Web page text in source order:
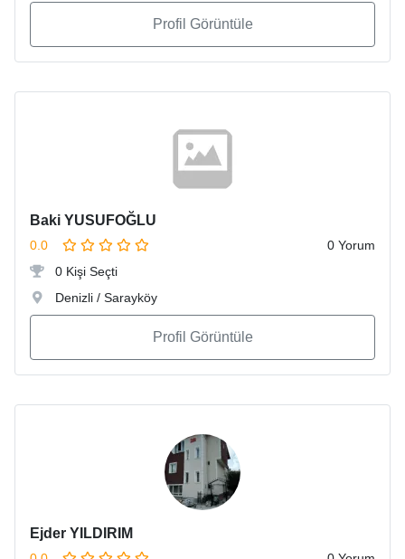
Profil Görüntüle
Baki YUSUFOĞLU
0.0
0 Yorum
0 Kişi Seçti
Denizli / Sarayköy
Profil Görüntüle
Ejder YILDIRIM